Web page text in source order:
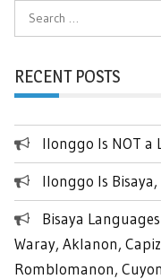
Search
for:
RECENT POSTS
Ilonggo Is NOT a
Ilonggo Is Bisaya,
Bisaya
Waray, Aklanon,
Romblomanon,